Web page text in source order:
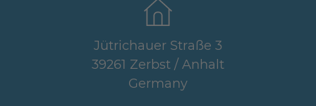
Jütrichauer Straße 3
39261 Zerbst / Anhalt
Germany